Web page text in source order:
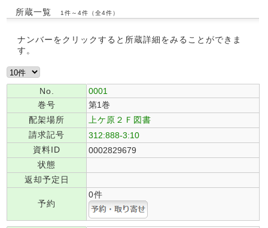
所蔵一覧 1件～4件（全4件）
ナンバーをクリックすると所蔵詳細をみることができま
す。
No.
0001
巻号
第1巻
配架場所
上ケ原２Ｆ図書
請求記号
312:888-3:10
資料ID
0002829679
状態
返却予定日
予約
0件